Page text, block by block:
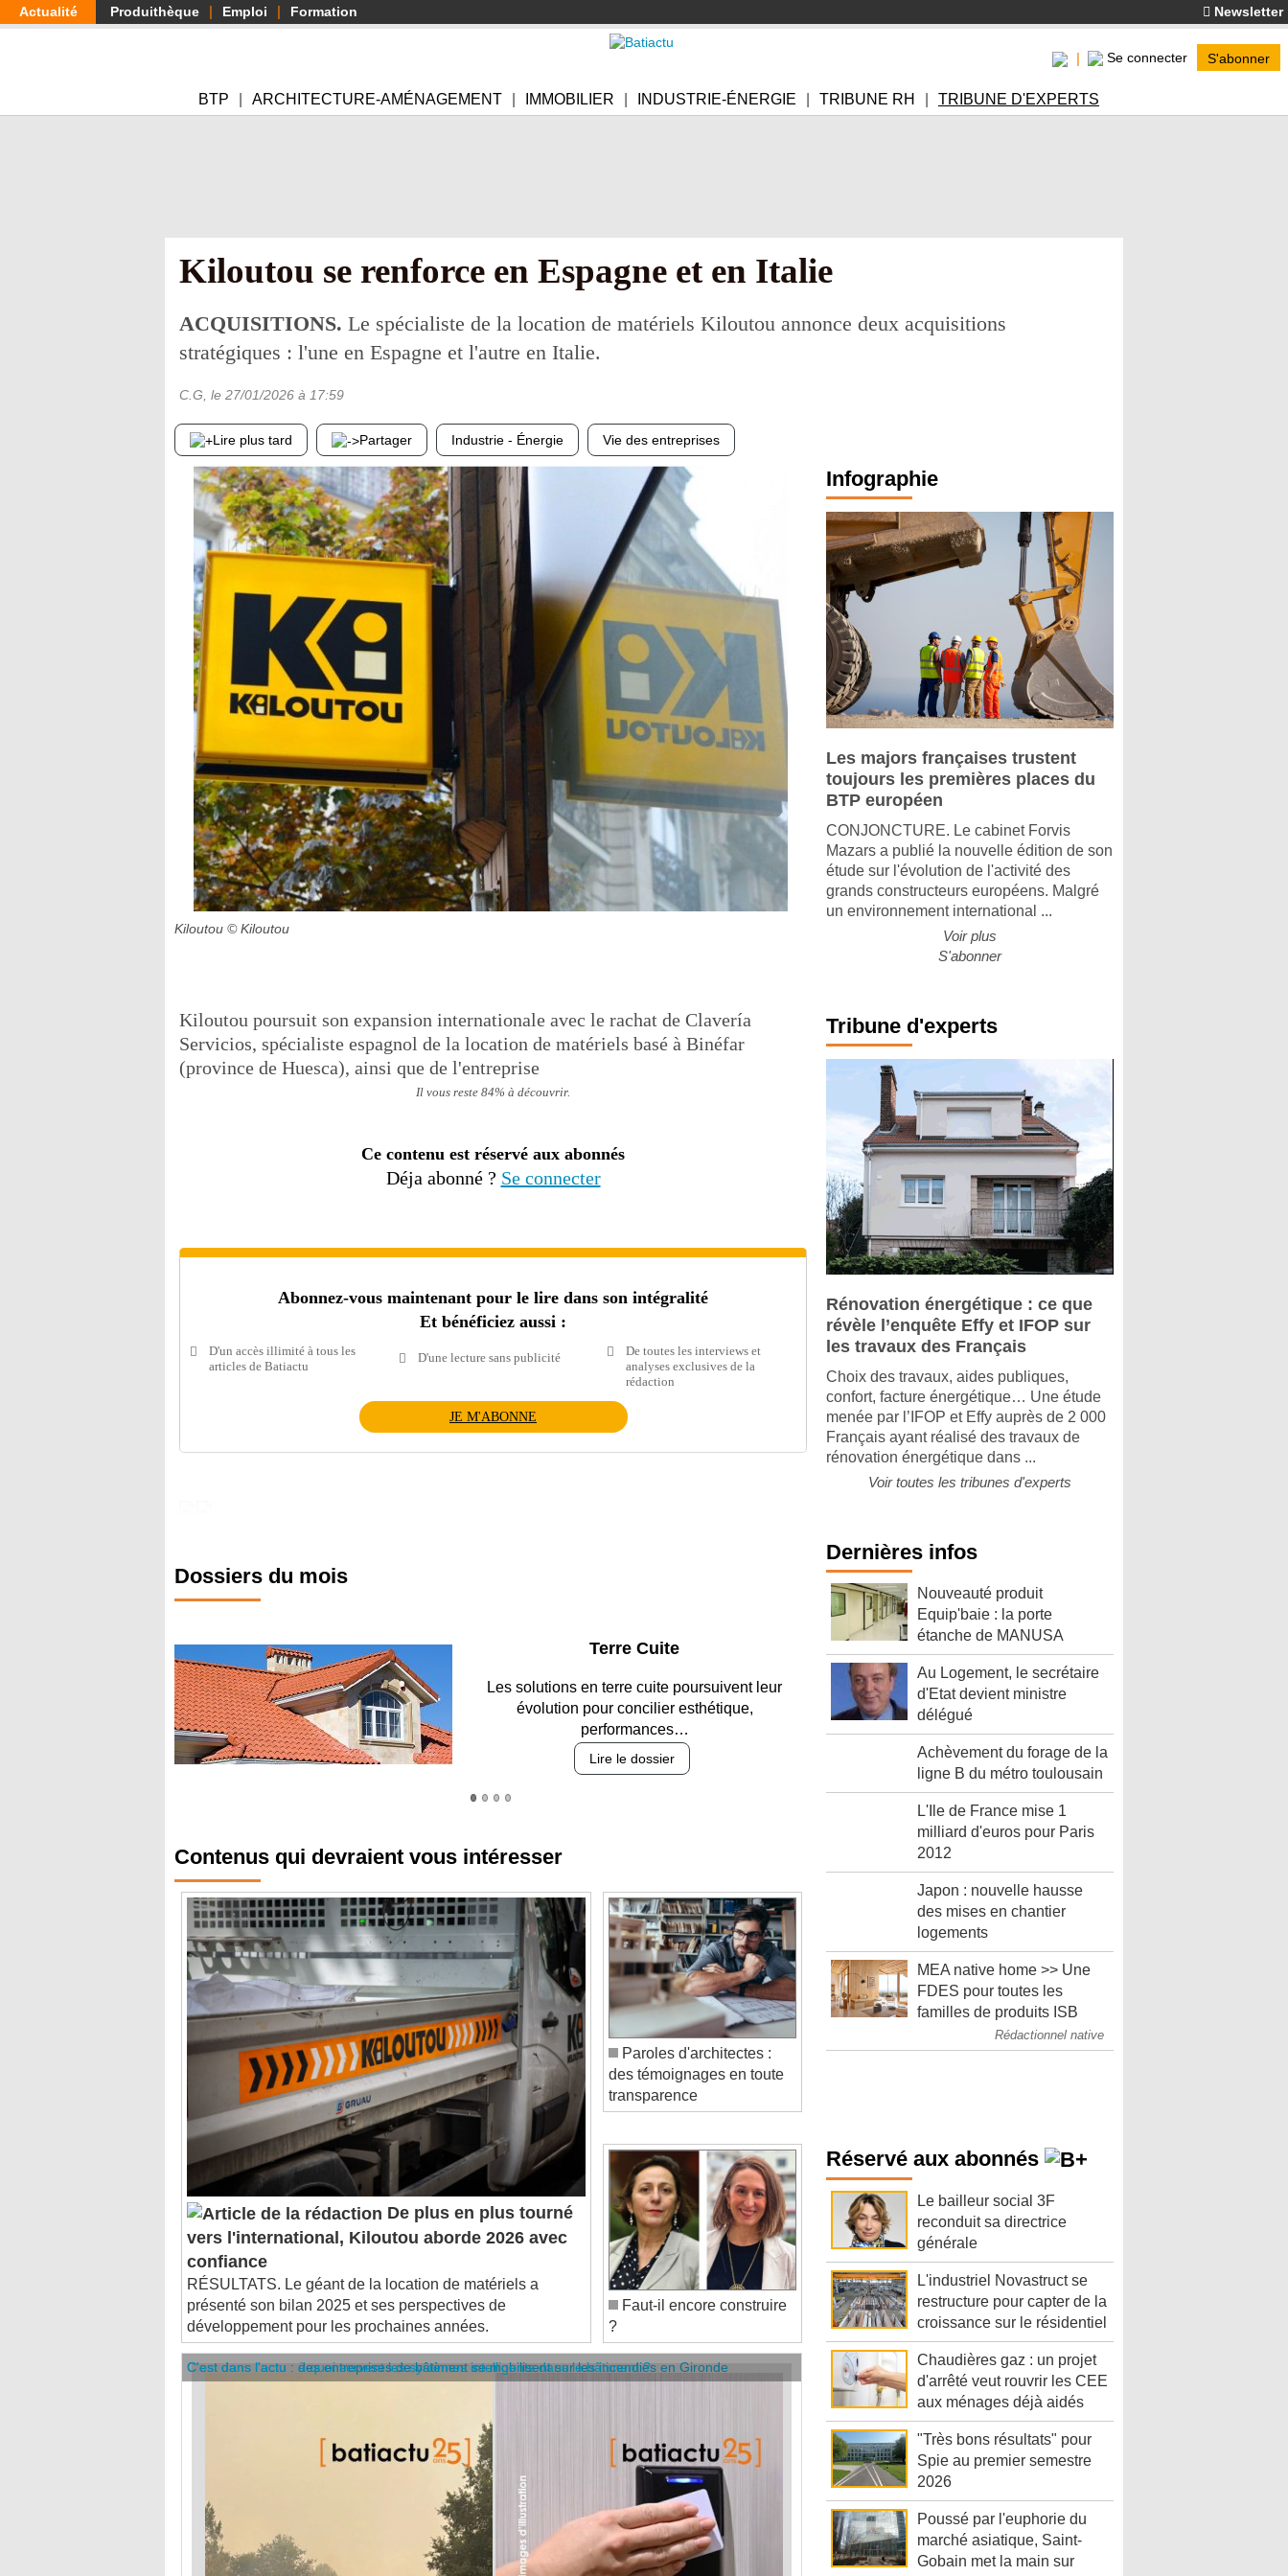
Aller
au
Actualité Produithèque Emploi Formation Newsletter
Se connecter S'abonner
BTP ARCHITECTURE-AMÉNAGEMENT IMMOBILIER INDUSTRIE-ÉNERGIE TRIBUNE RH TRIBUNE D'EXPERTS
Kiloutou se renforce en Espagne et en Italie
ACQUISITIONS. Le spécialiste de la location de matériels Kiloutou annonce deux acquisitions
stratégiques : l'une en Espagne et l'autre en Italie.
C.G , le 27/01/2026 à 17:59
Lire plus tard Partager Industrie - Énergie Vie des entreprises
Kiloutou © Kiloutou
Kiloutou poursuit son expansion internationale avec le rachat de Clavería
Servicios, spécialiste espagnol de la location de matériels basé à Binéfar
(province de Huesca), ainsi que de l'entreprise
Il vous reste 84% à découvrir.
Ce contenu est réservé aux abonnés
Déja abonné ? Se connecter
Abonnez-vous maintenant pour le lire dans son intégralité
Et bénéficiez aussi :
D'un accès illimité à tous les
articles de Batiactu
D'une lecture sans publicité
De toutes les interviews et
analyses exclusives de la
rédaction
JE M'ABONNE
Dossiers du mois
Parking et garages
Entre circulation, sécurisation des accès, durabilité
des revêtements et intégration…
Lire le dossier
De plus en plus tourné
vers l'international, Kiloutou aborde 2026 avec
confiance
RÉSULTATS. Le géant de la location de matériels a
présenté son bilan 2025 et ses perspectives de
développement pour les prochaines années.
Paroles d'architectes :
des témoignages en toute
transparence
Faut-il encore construire
?
C'est dans l'actu : des entreprises de bâtiment se mobilisent sur les incendies en Gironde
C'est dans l'actu : à quoi servent les systèmes intelligents dans le bâtiment ?
Infographie
Les majors françaises trustent
toujours les premières places du
BTP européen
CONJONCTURE. Le cabinet Forvis
Mazars a publié la nouvelle édition de son
étude sur l'évolution de l'activité des
grands constructeurs européens. Malgré
un environnement international ...
Voir plus
S'abonner
Tribune d'experts
Rénovation énergétique : ce que
révèle l’enquête Effy et IFOP sur
les travaux des Français
Choix des travaux, aides publiques,
confort, facture énergétique… Une étude
menée par l’IFOP et Effy auprès de 2 000
Français ayant réalisé des travaux de
rénovation énergétique dans ...
Voir toutes les tribunes d'experts
Dernières infos
Nouveauté produit
Equip'baie : la porte
étanche de MANUSA
Au Logement, le secrétaire
d'Etat devient ministre
délégué
Achèvement du forage de la
ligne B du métro toulousain
L'Ile de France mise 1
milliard d'euros pour Paris
2012
Japon : nouvelle hausse
des mises en chantier
logements
MEA native home >> Une
FDES pour toutes les
familles de produits ISB
Rédactionnel native
Réservé aux abonnés
Le bailleur social 3F
reconduit sa directrice
générale
L'industriel Novastruct se
restructure pour capter de la
croissance sur le résidentiel
Chaudières gaz : un projet
d'arrêté veut rouvrir les CEE
aux ménages déjà aidés
"Très bons résultats" pour
Spie au premier semestre
2026
Poussé par l'euphorie du
marché asiatique, Saint-
Gobain met la main sur